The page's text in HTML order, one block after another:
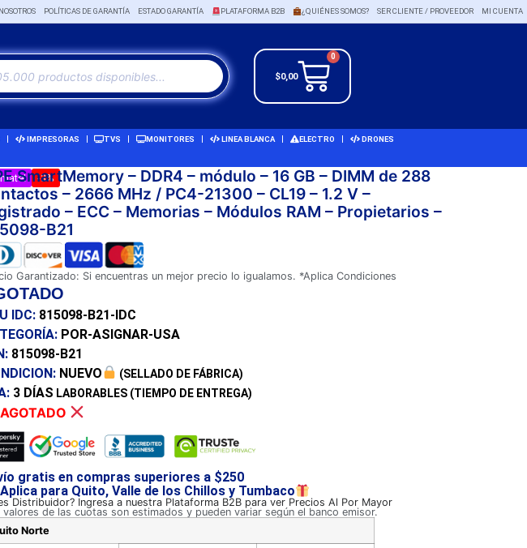
POLÍTICAS DE GARANTÍA ESTADO GARANTÍA PLATAFORMA B2B ¿QUIÉNES SOMOS? SER CLIENTE / PROVEEDOR MI CUENTA
$0,00
0
IMPRESORAS TVS MONITORES LINEA BLANCA ELECTRO DRONES
-3%
SmartMemory – DDR4 – módulo – 16 GB – DIMM de 288
– 2666 MHz / PC4-21300 – CL19 – 1.2 V –
– ECC – Memorias – Módulos RAM – Propietarios –
B21
Garantizado: Si encuentras un mejor precio lo igualamos. *Aplica Condiciones
IDC: 815098-B21-IDC
POR-ASIGNAR-USA
815098-B21
NUEVO (SELLADO DE FÁBRICA)
3 DÍAS LABORABLES (TIEMPO DE ENTREGA)
AGOTADO
gratis en compras superiores a $250
Aplica para Quito, Valle de los Chillos y Tumbaco
Distribuidor? Ingresa a nuestra Plataforma B2B para ver Precios Al Por Mayor
valores de las cuotas son estimados y pueden variar según el banco emisor.
Norte